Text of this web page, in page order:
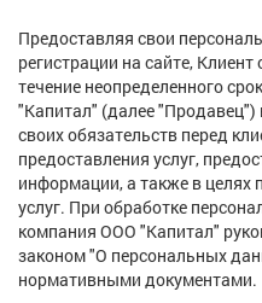
Предоставляя свои
регистрации на сайте,
течение неопределенного
"Капитал" (далее
своих обязательств перед
предоставления услуг,
информации, а также в целях
услуг. При обработке
компания ООО "Капитал"
законом "О персональных
нормативными документами.